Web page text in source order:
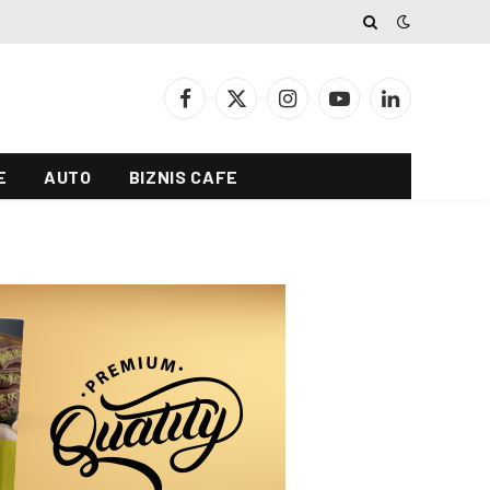
Facebook
X
InstagramYouTubeLinkedIn
AUTO BIZNIS CAFE